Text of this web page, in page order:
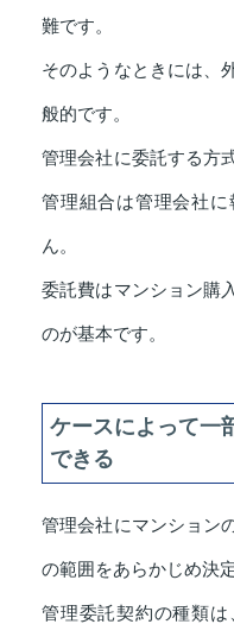
難です。
そのようなときには、
般的です。
管理会社に委託する方
管理組合は管理会社
ん。
委託費はマンション購
のが基本です。
ケースによって一
できる
管理会社にマンション
の範囲をあらかじめ決
管理委託契約の種類